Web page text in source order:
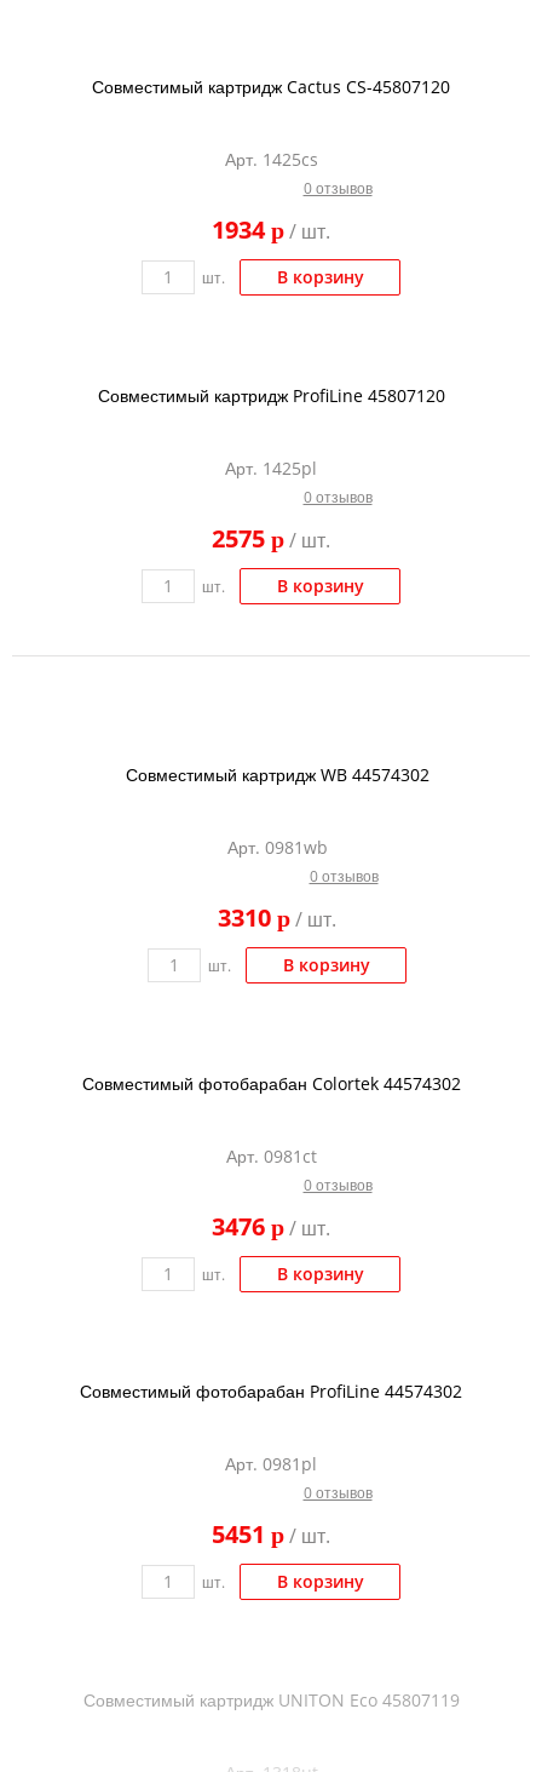
Для франкировальной машины
Совместимый картридж Cactus CS-45807120
Арт. 1425cs
0 отзывов
1934p/ шт.
шт. В корзину
Совместимый картридж ProfiLine 45807120
Арт. 1425pl
0 отзывов
2575 p/ шт.
шт. В корзину
Совместимый картридж WB 44574302
Арт. 0981wb
0 отзывов
3310 p/ шт.
шт. В корзину
Совместимый фотобарабан Colortek 44574302
Арт. 0981ct
0 отзывов
3476 p/ шт.
шт. В корзину
Совместимый фотобарабан ProfiLine 44574302
Арт. 0981pl
0 отзывов
5451 p/ шт.
шт. В корзину
Совместимый картридж UNITON Eco 45807119